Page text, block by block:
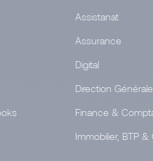
Assistanat
Assurance
Digital
Direction Générale
Finance &
Immobilier, BTP